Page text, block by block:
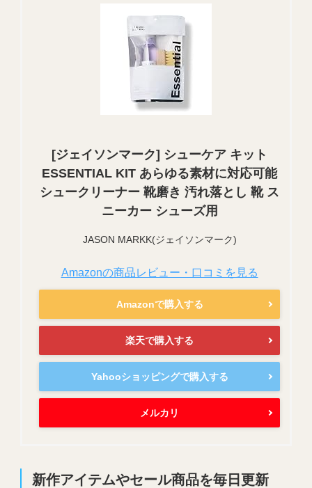
[ジェイソンマーク] シューケア キット
ESSENTIAL KIT あらゆる素材に対応可能
シュークリーナー 靴磨き 汚れ落とし 靴 ス
ニーカー シューズ用
JASON MARKK(ジェイソンマーク)
Amazonの商品レビュー・口コミを見る
Amazonで購入する
楽天で購入する
Yahooショッピングで購入する
メルカリ
新作アイテムやセール商品を毎日更新